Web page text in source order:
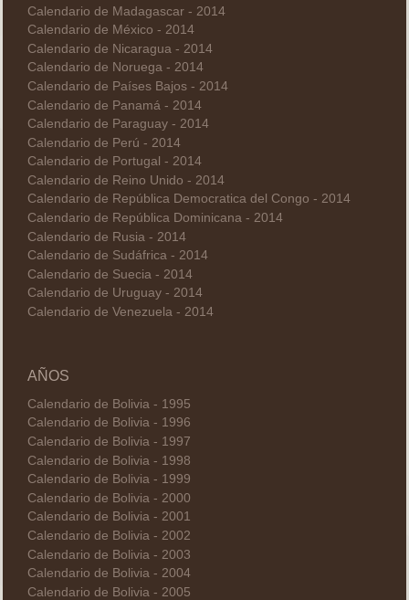
Calendario de Madagascar - 2014
Calendario de México - 2014
Calendario de Nicaragua - 2014
Calendario de Noruega - 2014
Calendario de Países Bajos - 2014
Calendario de Panamá - 2014
Calendario de Paraguay - 2014
Calendario de Perú - 2014
Calendario de Portugal - 2014
Calendario de Reino Unido - 2014
Calendario de República Democratica del Congo - 2014
Calendario de República Dominicana - 2014
Calendario de Rusia - 2014
Calendario de Sudáfrica - 2014
Calendario de Suecia - 2014
Calendario de Uruguay - 2014
Calendario de Venezuela - 2014
AÑOS
Calendario de Bolivia - 1995
Calendario de Bolivia - 1996
Calendario de Bolivia - 1997
Calendario de Bolivia - 1998
Calendario de Bolivia - 1999
Calendario de Bolivia - 2000
Calendario de Bolivia - 2001
Calendario de Bolivia - 2002
Calendario de Bolivia - 2003
Calendario de Bolivia - 2004
Calendario de Bolivia - 2005